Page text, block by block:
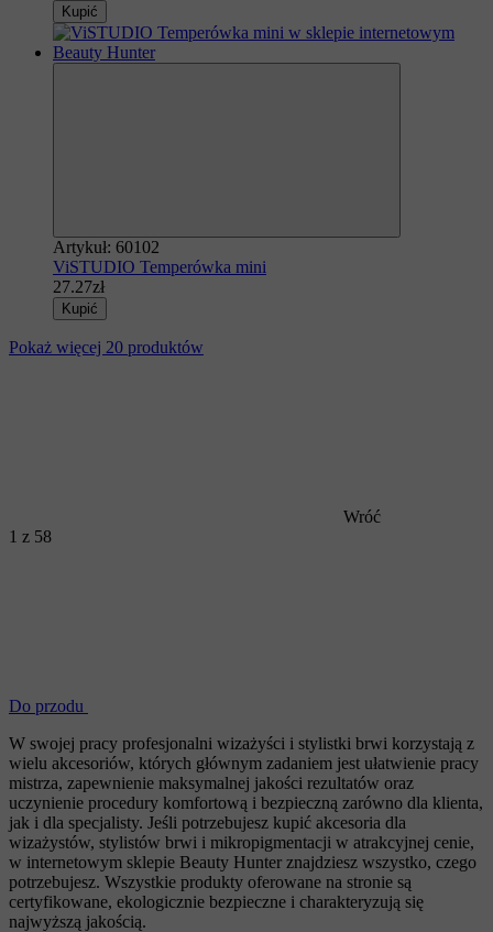
Kupić
Artykuł: 60102
ViSTUDIO Temperówka mini
27.27zł
Kupić
Pokaż więcej 20 produktów
Wróć
1 z 58
Do przodu
W swojej pracy profesjonalni wizażyści i stylistki brwi korzystają z
wielu akcesoriów, których głównym zadaniem jest ułatwienie pracy
mistrza, zapewnienie maksymalnej jakości rezultatów oraz
uczynienie procedury komfortową i bezpieczną zarówno dla klienta,
jak i dla specjalisty. Jeśli potrzebujesz kupić akcesoria dla
wizażystów, stylistów brwi i mikropigmentacji w atrakcyjnej cenie,
w internetowym sklepie Beauty Hunter znajdziesz wszystko, czego
potrzebujesz. Wszystkie produkty oferowane na stronie są
certyfikowane, ekologicznie bezpieczne i charakteryzują się
najwyższą jakością.